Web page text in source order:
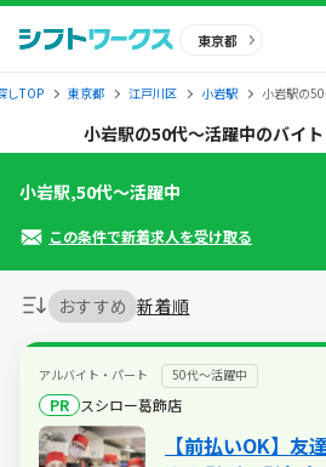
東京都
しTOP 東京都 江戸川区 小岩駅 小岩駅の
小岩駅の50代～活躍中のバイ
おすすめ 新着順
アルバイト・パート 50代～活躍中
PR スシロー葛飾店
【前払いOK】友
小岩駅,50代～活躍中
この条件で新着求人を受け取る